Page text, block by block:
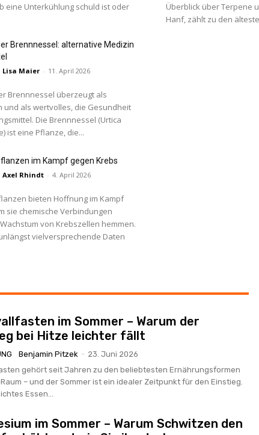
eine Unterkühlung schuld ist oder
Überblick über Terpene
Hanf, zählt zu den
Brennnessel: alternative Medizin
Lisa Maier - 11. April 2026
Brennnessel überzeugt als
und als wertvolles, die Gesundheit
Die Brennnessel (Urtica
ist eine Pflanze, die...
im Kampf gegen Krebs
Axel Rhindt - 4. April 2026
bieten Hoffnung im Kampf
sie chemische Verbindungen
von Krebszellen hemmen.
vielversprechende Daten
im Sommer – Warum der
bei Hitze leichter fällt
Benjamin Pitzek - 23. Juni 2026
gehört seit Jahren zu den beliebtesten Ernährungsformen
– und der Sommer ist ein idealer Zeitpunkt für den Einstieg.
Essen...
im Sommer – Warum Schwitzen den